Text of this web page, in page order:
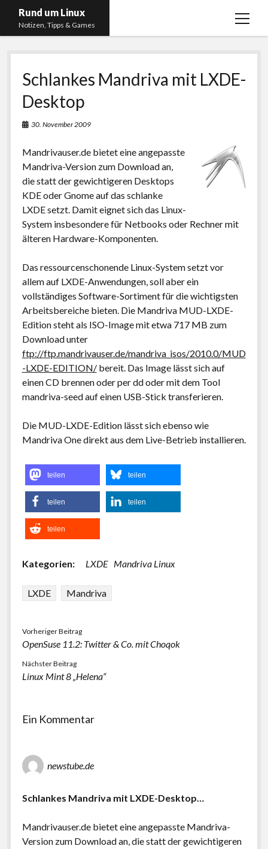
Rund um Linux
Notizen, Tipps & Games
Menü
Startseite
Linux
Gaming
RSS, Social Media, YouTube & Twitch
Impressum
Datenschutzerklärung
twitterinstagram
youtubetwitch
Schlankes Mandriva mit LXDE-
Desktop
30. November 2009
Mandrivauser.de bietet eine angepasste
Mandriva-Version zum Download an,
die statt der gewichtigeren Desktops
KDE oder Gnome auf das schlanke
LXDE setzt. Damit eignet sich das Linux-
System insbesondere für Netbooks oder Rechner mit
älteren Hardware-Komponenten.
Das ressourcenschonende Linux-System setzt vor
allem auf LXDE-Anwendungen, soll aber ein
vollständiges Software-Sortiment für die wichtigsten
Arbeitsbereiche bieten. Die Mandriva MUD-LXDE-
Edition steht als ISO-Image mit etwa 717 MB zum
Download unter
ftp://ftp.mandrivauser.de/mandriva_isos/2010.0/MUD
-LXDE-EDITION/bereit. Das Image lässt sich auf
einen CD brennen oder per dd oder mit dem Tool
mandriva-seed auf einen USB-Stick transferieren.
Die MUD-LXDE-Edition lässt sich ebenso wie
Mandriva One direkt aus dem Live-Betrieb installieren.
teilen teilen
teilen teilen
teilen
Kategorien: LXDE Mandriva Linux
LXDE Mandriva
Vorheriger Beitrag
OpenSuse 11.2: Twitter & Co. mit Choqok
Nächster Beitrag
Linux Mint 8 „Helena“
Ein Kommentar
newstube.de
Schlankes Mandriva mit LXDE-Desktop…
Mandrivauser.de bietet eine angepasste Mandriva-
Version zum Download an, die statt der gewichtigeren